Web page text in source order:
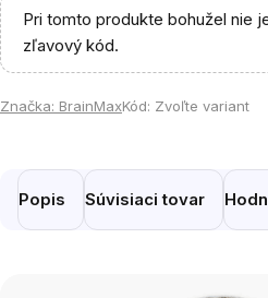
Pri tomto produkte bohužel nie
zľavový kód.
Značka: BrainMaxKód: Zvoľte variant
Popis Súvisiaci tovar